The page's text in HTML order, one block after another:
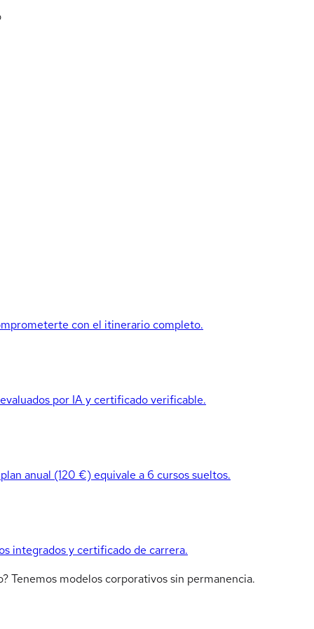
con el itinerario completo.
por IA y certificado verificable.
anual (120 €) equivale a 6 cursos sueltos.
integrados y certificado de carrera.
Tenemos modelos corporativos sin permanencia.